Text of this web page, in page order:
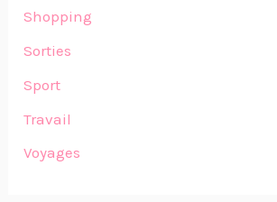
Shopping
Sorties
Sport
Travail
Voyages